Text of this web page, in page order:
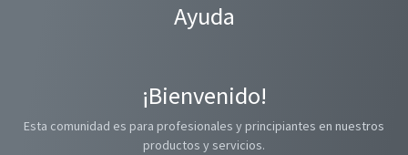
Ayuda
¡Bienvenido!
Esta comunidad es para profesionales y principiantes en nuestros
productos y servicios.